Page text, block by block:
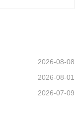
2026-08-08
2026-08-01
2026-07-09